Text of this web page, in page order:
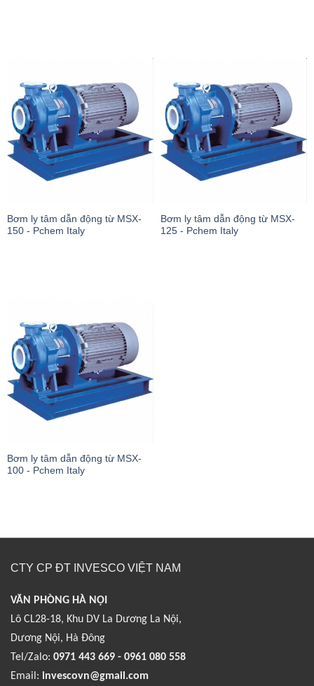
Bơm ly tâm dẫn động từ MSX-
150 - Pchem Italy
Bơm ly tâm dẫn động từ MSX-
125 - Pchem Italy
Bơm ly tâm dẫn động từ MSX-
100 - Pchem Italy
CTY CP ĐT INVESCO VIỆT NAM
VĂN PHÒNG HÀ NỘI
Lô CL28-18, Khu DV La Dương La Nội,
Dương Nội, Hà Đông
Tel/Zalo: 0971 443 669 - 0961 080 558
Email: invescovn@gmail.com